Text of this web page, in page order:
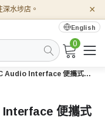
水埗店。 ×
English
0
Zoom AMS-24 USB-C Audio Interface 便攜式錄音與串流音訊介面
Interface 便攜式